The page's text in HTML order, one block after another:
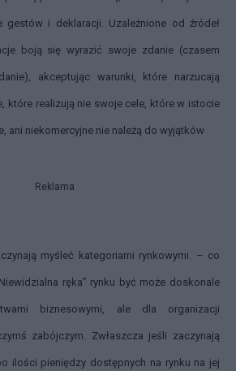
gestów i deklaracji. Uzależnione od źródeł
boją się wyrazić swoje zdanie (czasem
akceptując warunki, które narzucają
które realizują nie swoje cele, które w istocie
ani niekomercyjne nie należą do wyjątków
Reklama
myśleć kategoriami rynkowymi. – co
ręka” rynku być może doskonale
biznesowymi, ale dla organizacji
zabójczym. Zwłaszcza jeśli zaczynają
ilości pieniędzy dostępnych na rynku na jej